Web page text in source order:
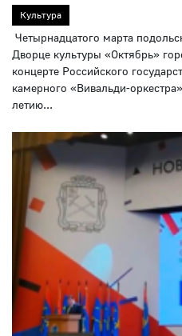
Культура
Четырнадцатого марта
Дворце культуры «Октябрь»
концерте Российского
камерного «Вивальди-
летию...